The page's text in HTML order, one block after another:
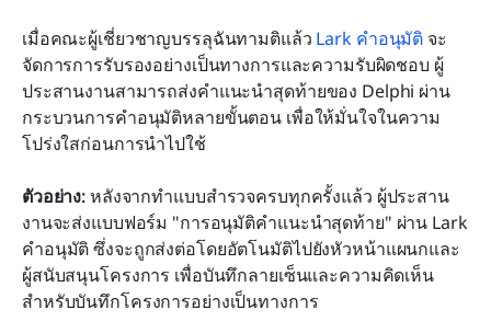
เมื่อคณะผู้เชี่ยวชาญบรรลุฉันทามติแล้ว Lark คำอนุมัติ จะ
จัดการการรับรองอย่างเป็นทางการและความรับผิดชอบ ผู้
ประสานงานสามารถส่งคำแนะนำสุดท้ายของ Delphi ผ่าน
กระบวนการคำอนุมัติหลายขั้นตอน เพื่อให้มั่นใจในความ
โปร่งใสก่อนการนำไปใช้
ตัวอย่าง: หลังจากทำแบบสำรวจครบทุกครั้งแล้ว ผู้ประสาน
งานจะส่งแบบฟอร์ม "การอนุมัติคำแนะนำสุดท้าย" ผ่าน Lark
คำอนุมัติ ซึ่งจะถูกส่งต่อโดยอัตโนมัติไปยังหัวหน้าแผนกและ
ผู้สนับสนุนโครงการ เพื่อบันทึกลายเซ็นและความคิดเห็น
สำหรับบันทึกโครงการอย่างเป็นทางการ